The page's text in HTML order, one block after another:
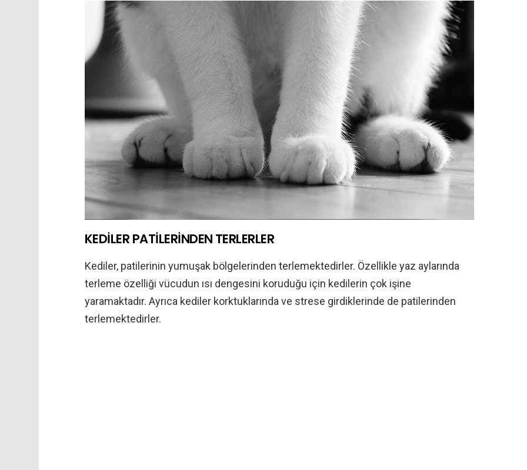
KEDİLER PATİLERİNDEN TERLERLER
Kediler, patilerinin yumuşak bölgelerinden terlemektedirler. Özellikle yaz aylarında
terleme özelliği vücudun ısı dengesini koruduğu için kedilerin çok işine
yaramaktadır. Ayrıca kediler korktuklarında ve strese girdiklerinde de patilerinden
terlemektedirler.